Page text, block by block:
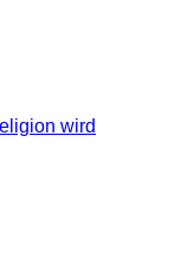
wird